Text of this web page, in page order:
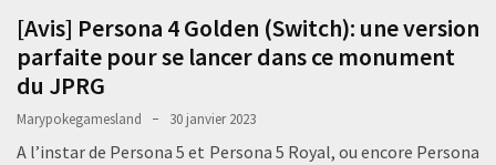
[Avis] Persona 4 Golden (Switch): une version
parfaite pour se lancer dans ce monument
du JPRG
Marypokegamesland 30 janvier 2023
A l’instar de Persona 5 et Persona 5 Royal, ou encore Persona